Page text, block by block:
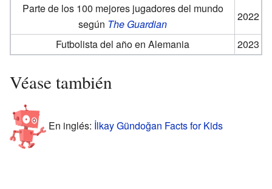
Parte de los 100 mejores jugadores del mundo
según The Guardian
2022
Futbolista del año en Alemania
2023
Véase también
En inglés: İlkay Gündoğan Facts for Kids